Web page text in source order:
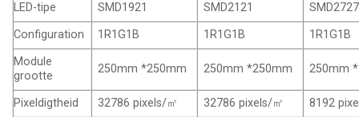
LED-tipe SMD1921 SMD2121
SMD2727
Configuration
1R1G1B 1R1G1B
1R1G1B
Module
grootte
250mm *250mm 250mm *250mm 250mm
Pixeldigtheid 32786pixels/㎡ 32786pixels/㎡ 8192